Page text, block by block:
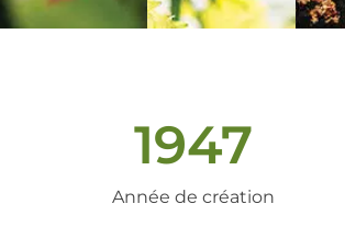
1947
Année de création